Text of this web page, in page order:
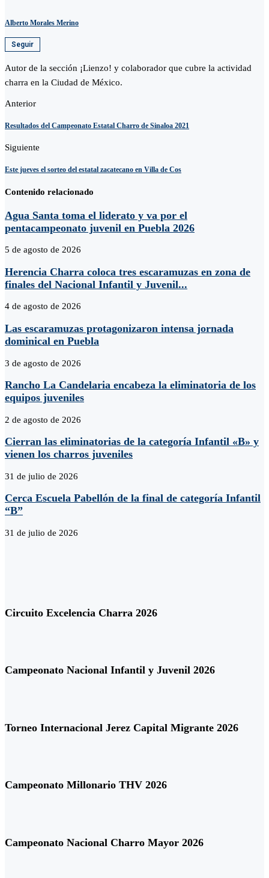
Alberto Morales Merino
Seguir
Autor de la sección ¡Lienzo! y colaborador que cubre la actividad
charra en la Ciudad de México.
Anterior
Resultados del Campeonato Estatal Charro de Sinaloa 2021
Siguiente
Este jueves el sorteo del estatal zacatecano en Villa de Cos
Contenido relacionado
Agua Santa toma el liderato y va por el
pentacampeonato juvenil en Puebla 2026
5 de agosto de 2026
Herencia Charra coloca tres escaramuzas en zona de
finales del Nacional Infantil y Juvenil...
4 de agosto de 2026
Las escaramuzas protagonizaron intensa jornada
dominical en Puebla
3 de agosto de 2026
Rancho La Candelaria encabeza la eliminatoria de los
equipos juveniles
2 de agosto de 2026
Cierran las eliminatorias de la categoría Infantil «B» y
vienen los charros juveniles
31 de julio de 2026
Cerca Escuela Pabellón de la final de categoría Infantil
“B”
31 de julio de 2026
Circuito Excelencia Charra 2026
Campeonato Nacional Infantil y Juvenil 2026
Torneo Internacional Jerez Capital Migrante 2026
Campeonato Millonario THV 2026
Campeonato Nacional Charro Mayor 2026